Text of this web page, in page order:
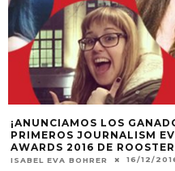
¡ANUNCIAMOS LOS
PRIMEROS JOURNALISM
AWARDS 2016 DE
ISABEL EVA BOHRER 16/12/